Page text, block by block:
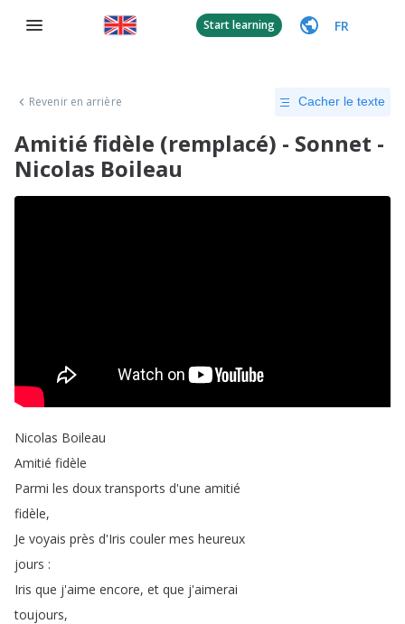
Start learning FR
Revenir en arrière Cacher le texte
Amitié fidèle (remplacé) - Sonnet -
Nicolas Boileau
Nicolas Boileau
Amitié fidèle
Parmi les doux transports d'une amitié
fidèle,
Je voyais près d'Iris couler mes heureux
jours :
Iris que j'aime encore, et que j'aimerai
toujours,